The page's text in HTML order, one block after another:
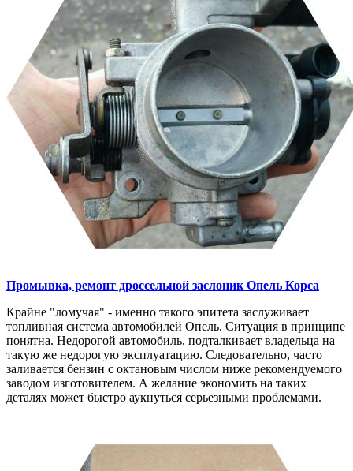
Промывка, ремонт дроссельной заслоник Опель Корса
Крайне "ломучая" - именно такого эпитета заслуживает
топливная система автомобилей Опель. Ситуация в принципе
понятна. Недорогой автомобиль, подталкивает владельца на
такую же недорогую эксплуатацию. Следовательно, часто
заливается бензин с октановым числом ниже рекомендуемого
заводом изготовителем. А желание экономить на таких
деталях может быстро аукнуться серьезными проблемами.